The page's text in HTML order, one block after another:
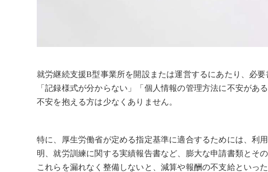
就労継続支援B型事業所を開設または運営するにあたり、必
「記録様式が分からない」「個人情報の管理方法に不安があ
不安を抱える方は少なくありません。
特に、厚生労働省が定める指定基準に適合するためには、利
明、就労訓練に関する実績報告書など、膨大な申請書類とそ
これらを漏れなく整備しないと、減算や報酬の不支給といっ